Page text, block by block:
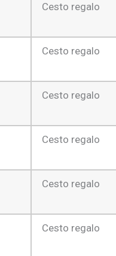
Cesto regalo
Cesto regalo
Cesto regalo
Cesto regalo
Cesto regalo
Cesto regalo